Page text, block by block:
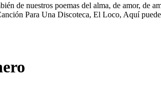
de nuestros poemas del alma, de amor, de
Para Una Discoteca, El Loco, Aquí